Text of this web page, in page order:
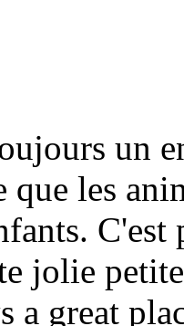
un
que les
jolie
a great